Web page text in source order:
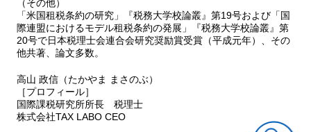
（その他）
「米国租税条約の研究」『税務大学校論叢』第19号および「国
際連盟におけるモデル租税条約の発展」『税務大学校論叢』第
20号で日本税理士会連合会研究奨励賞受賞（平成元年）、その
他共著、論文多数。
高山 政信（たかやま まさのぶ）
［プロフィール］
国際課税研究所所長 税理士
株式会社TAX LABO CEO